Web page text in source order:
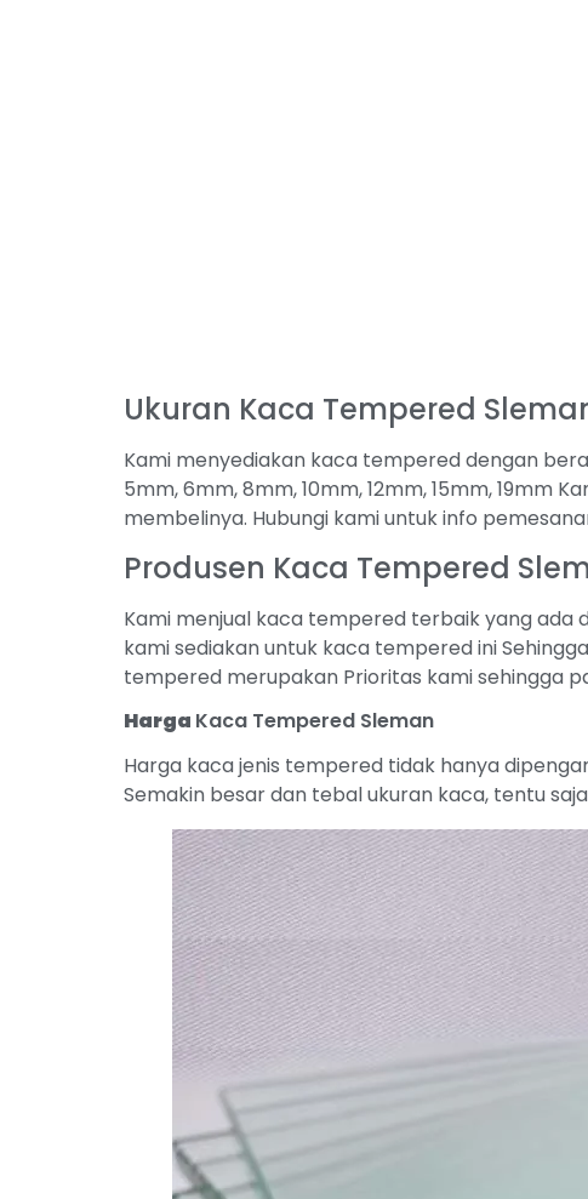
Ukuran Kaca Tempered
Kami menyediakan kaca tempered dengan
5mm, 6mm, 8mm, 10mm, 12mm, 15mm, 19mm
membelinya. Hubungi kami untuk info
Produsen Kaca Tempered
Kami menjual kaca tempered terbaik yang ada
kami sediakan untuk kaca tempered ini
tempered merupakan Prioritas kami sehingga
Harga Kaca Tempered Sleman
Harga kaca jenis tempered tidak hanya
Semakin besar dan tebal ukuran kaca, tentu